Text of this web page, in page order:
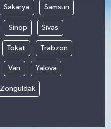
Sakarya Samsun
Sinop Sivas
Tokat Trabzon
Van Yalova
Zonguldak